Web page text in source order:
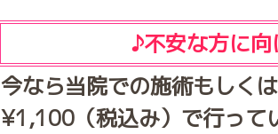
♪不安な方に
今なら当院での施術もしく
¥1,100（税込み）で行って